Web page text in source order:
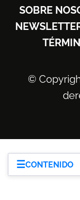
☰CONTENIDO
SOBRE
©